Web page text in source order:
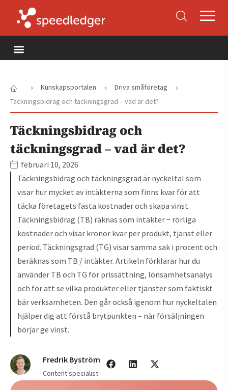
› Kunskapsportalen › Driva småföretag ›
Täckningsbidrag och täckningsgrad – vad är det?
Täckningsbidrag och
täckningsgrad – vad är det?
februari 10, 2026
Täckningsbidrag och täckningsgrad är nyckeltal som
visar hur mycket av intäkterna som finns kvar för att
täcka företagets fasta kostnader och skapa vinst.
Täckningsbidrag (TB) räknas som intäkter − rörliga
kostnader och visar kronor kvar per produkt, tjänst eller
period. Täckningsgrad (TG) visar samma sak i procent och
beräknas som TB / intäkter. Artikeln förklarar hur du
använder TB och TG för prissättning, lönsamhetsanalys
och för att se vilka produkter eller tjänster som faktiskt
bär verksamheten. Den går också igenom hur nyckeltalen
hjälper dig att förstå brytpunkten – när försäljningen
börjar ge vinst.
Fredrik Byström
Content specialist